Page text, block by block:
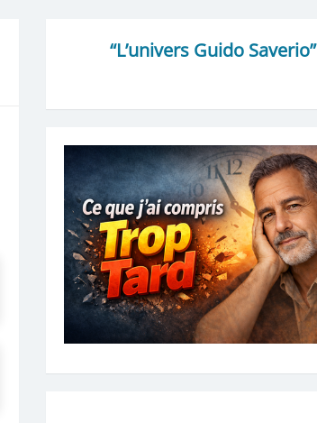
“L’univers Guido Saverio”